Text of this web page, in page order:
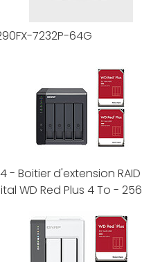
7232P-64G
- Boitier d'extension
WD Red Plus 4 To -